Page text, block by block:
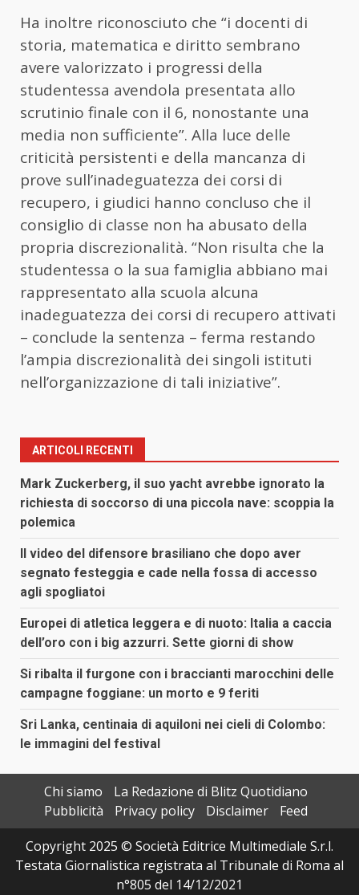
Ha inoltre riconosciuto che “i docenti di
storia, matematica e diritto sembrano
avere valorizzato i progressi della
studentessa avendola presentata allo
scrutinio finale con il 6, nonostante una
media non sufficiente”. Alla luce delle
criticità persistenti e della mancanza di
prove sull’inadeguatezza dei corsi di
recupero, i giudici hanno concluso che il
consiglio di classe non ha abusato della
propria discrezionalità. “Non risulta che la
studentessa o la sua famiglia abbiano mai
rappresentato alla scuola alcuna
inadeguatezza dei corsi di recupero attivati
– conclude la sentenza – ferma restando
l’ampia discrezionalità dei singoli istituti
nell’organizzazione di tali iniziative”.
ARTICOLI RECENTI
Mark Zuckerberg, il suo yacht avrebbe ignorato la
richiesta di soccorso di una piccola nave: scoppia la
polemica
Il video del difensore brasiliano che dopo aver
segnato festeggia e cade nella fossa di accesso
agli spogliatoi
Europei di atletica leggera e di nuoto: Italia a caccia
dell’oro con i big azzurri. Sette giorni di show
Si ribalta il furgone con i braccianti marocchini delle
campagne foggiane: un morto e 9 feriti
Sri Lanka, centinaia di aquiloni nei cieli di Colombo:
le immagini del festival
Chi siamo
La Redazione di Blitz Quotidiano
Pubblicità
Privacy policy Disclaimer
Feed
Copyright 2025 © Società Editrice Multimediale S.r.l.
Testata Giornalistica registrata al Tribunale di Roma al
n°805 del 14/12/2021